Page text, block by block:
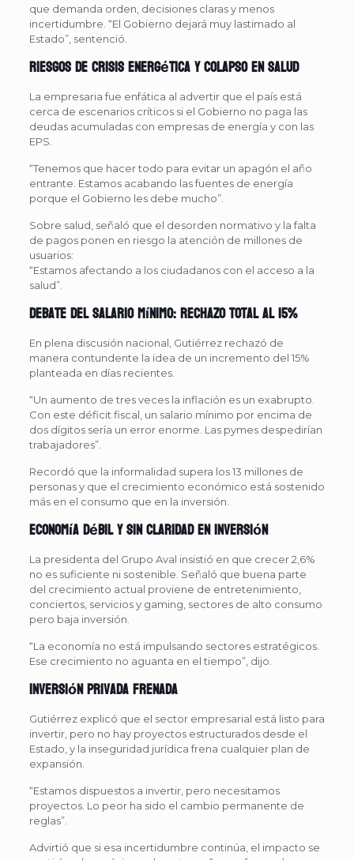
que demanda orden, decisiones claras y menos
incertidumbre. “El Gobierno dejará muy lastimado al
Estado”, sentenció.
Riesgos de crisis energética y colapso en salud
La empresaria fue enfática al advertir que el país está
cerca de escenarios críticos si el Gobierno no paga las
deudas acumuladas con empresas de energía y con las
EPS.
“Tenemos que hacer todo para evitar un apagón el año
entrante. Estamos acabando las fuentes de energía
porque el Gobierno les debe mucho”.
Sobre salud, señaló que el desorden normativo y la falta
de pagos ponen en riesgo la atención de millones de
usuarios:
“Estamos afectando a los ciudadanos con el acceso a la
salud”.
Debate del salario mínimo: rechazo total al 15%
En plena discusión nacional, Gutiérrez rechazó de
manera contundente la idea de un incremento del 15%
planteada en días recientes.
“Un aumento de tres veces la inflación es un exabrupto.
Con este déficit fiscal, un salario mínimo por encima de
dos dígitos sería un error enorme. Las pymes despedirían
trabajadores”.
Recordó que la informalidad supera los 13 millones de
personas y que el crecimiento económico está sostenido
más en el consumo que en la inversión.
Economía débil y sin claridad en inversión
La presidenta del Grupo Aval insistió en que crecer 2,6%
no es suficiente ni sostenible. Señaló que buena parte
del crecimiento actual proviene de entretenimiento,
conciertos, servicios y gaming, sectores de alto consumo
pero baja inversión.
“La economía no está impulsando sectores estratégicos.
Ese crecimiento no aguanta en el tiempo”, dijo.
Inversión privada frenada
Gutiérrez explicó que el sector empresarial está listo para
invertir, pero no hay proyectos estructurados desde el
Estado, y la inseguridad jurídica frena cualquier plan de
expansión.
“Estamos dispuestos a invertir, pero necesitamos
proyectos. Lo peor ha sido el cambio permanente de
reglas”.
Advirtió que si esa incertidumbre continúa, el impacto se